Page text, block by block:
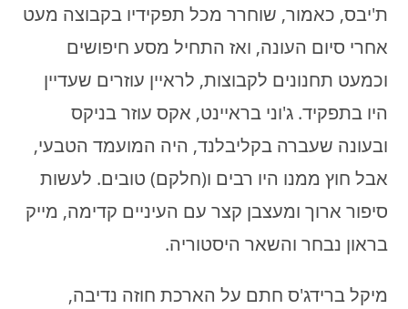
ת'יבס, כאמור, שוחרר מכל תפקידיו בקבוצה מעט
אחרי סיום העונה, ואז התחיל מסע חיפושים
וכמעט תחנונים לקבוצות, לראיין עוזרים שעדיין
היו בתפקיד. ג'וני בראיינט, אקס עוזר בניקס
ובעונה שעברה בקליבלנד, היה המועמד הטבעי,
אבל חוץ ממנו היו רבים ו(חלקם) טובים. לעשות
סיפור ארוך ומעצבן קצר עם העיניים קדימה, מייק
בראון נבחר והשאר היסטוריה.
מיקל ברידג'ס חתם על הארכת חוזה נדיבה,